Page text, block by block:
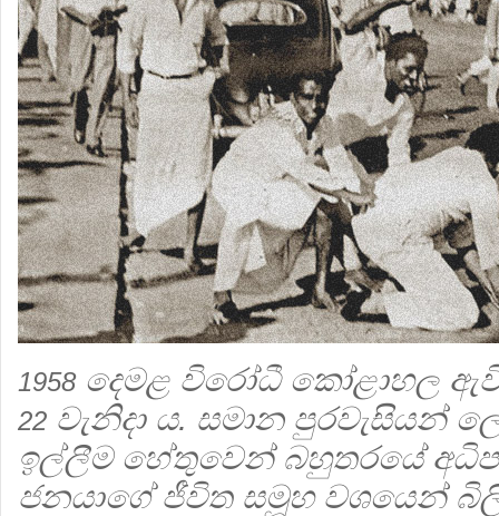
1958දෙමළ විරෝධී කෝළාහල
22 වැනිදා ය. සමාන පුරවැසියන්
ඉල්ලීම හේතුවෙන් බහුතරයේ
ජනයාගේ ජීවිත සමූහ වශයෙන්